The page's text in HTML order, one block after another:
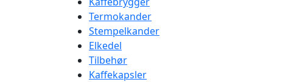
Termokander
Stempelkander
Elkedel
Tilbehør
Kaffekapsler